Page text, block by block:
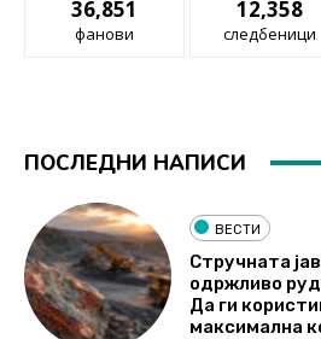
36,851
фанови
12,358
следбеници
ПОСЛЕДНИ НАПИСИ
ВЕСТИ
Стручната
одржливо
Да ги
максимална